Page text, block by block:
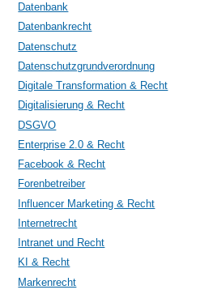
Datenbank
Datenbankrecht
Datenschutz
Datenschutzgrundverordnung
Digitale Transformation & Recht
Digitalisierung & Recht
DSGVO
Enterprise 2.0 & Recht
Facebook & Recht
Forenbetreiber
Influencer Marketing & Recht
Internetrecht
Intranet und Recht
KI & Recht
Markenrecht